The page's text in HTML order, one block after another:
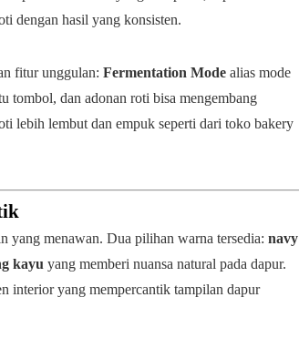
dengan hasil yang konsisten.
fitur unggulan: Fermentation Mode alias mode
tombol, dan adonan roti bisa mengembang
lebih lembut dan empuk seperti dari toko bakery
yang menawan. Dua pilihan warna tersedia: navy
kayu yang memberi nuansa natural pada dapur.
interior yang mempercantik tampilan dapur